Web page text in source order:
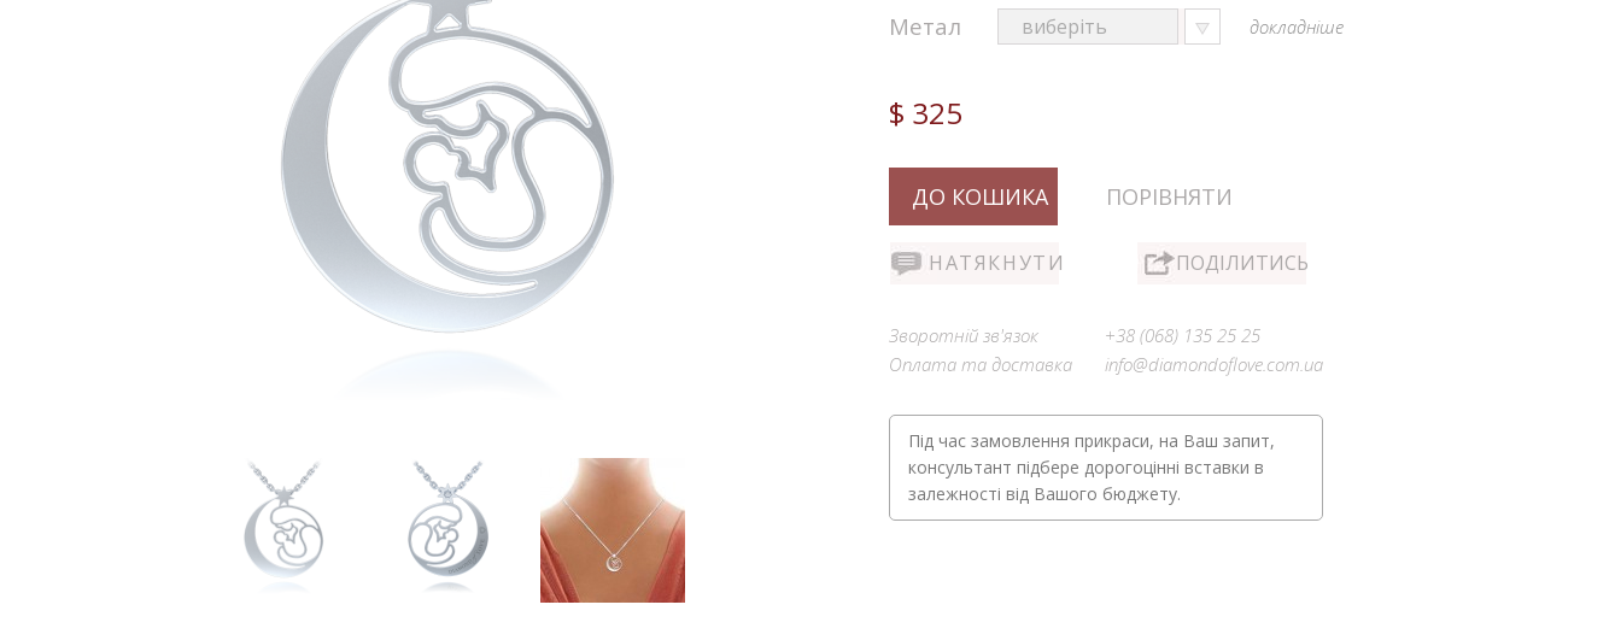
ДЛЯ ЗАРУЧИН
СЕРЕЖКИ
Метал докладніше
$ 325
ДО КОШИКА ПОРІВНЯТИ
НАТЯКНУТИ ПОДІЛИТИСЬ
Зворотній зв'язок
Оплата та доставка
+38 (068) 135 25 25
info@diamondoflove.com.ua
Під час замовлення прикраси, на Ваш запит,
консультант підбере дорогоцінні вставки в
залежності від Вашого бюджету.